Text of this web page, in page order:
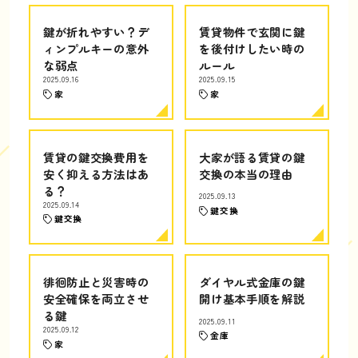
鍵が折れやすい？デ
ィンプルキーの意外
な弱点
2025.09.16
家
賃貸物件で玄関に鍵
を後付けしたい時の
ルール
2025.09.15
家
賃貸の鍵交換費用を
安く抑える方法はあ
る？
2025.09.14
鍵交換
大家が語る賃貸の鍵
交換の本当の理由
2025.09.13
鍵交換
徘徊防止と災害時の
安全確保を両立させ
る鍵
2025.09.12
家
ダイヤル式金庫の鍵
開け基本手順を解説
2025.09.11
金庫